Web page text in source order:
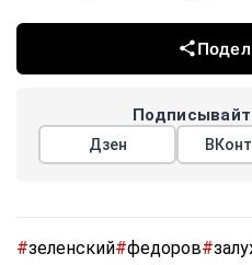
Дзен
#зеленский#федоров#